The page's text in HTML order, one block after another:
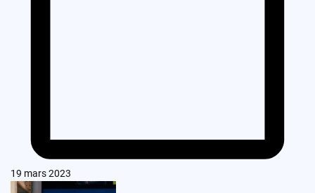
19 mars 2023